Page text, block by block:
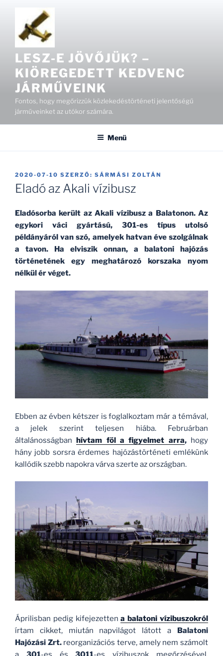
LESZ-E JÖVŐJÜK? –
KIÖREGEDETT KEDVENC
JÁRMŰVEINK
Fontos, hogy megőrizzük közlekedéstörténeti jelentőségű
járműveinket az utókor számára.
Menü
BEKÜLDVE:
2020-07-10 SZERZŐ: SÁRMÁSI ZOLTÁN
Eladó az Akali vízibusz
Eladósorba került az Akali vízibusz a Balatonon. Az
egykori váci gyártású, 301-es típus utolsó
példányáról van szó, amelyek hatvan éve szolgálnak
a tavon. Ha elviszik onnan, a balatoni hajózás
történetének egy meghatározó korszaka nyom
nélkül ér véget.
Ebben az évben kétszer is foglalkoztam már a témával,
a jelek szerint teljesen hiába. Februárban
általánosságbanhívtam föl a figyelmet arra,hogy
hány jobb sorsra érdemes hajózástörténeti emlékünk
kallódik szebb napokra várva szerte az országban.
Áprilisban pedig kifejezettena balatoni vízibuszokról
írtam cikket, miután napvilágot látott a Balatoni
Hajózási Zrt.reorganizációs terve, amely nem számolt